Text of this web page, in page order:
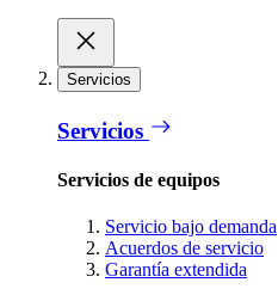
Servicios
Servicios
Servicios de equipos
Servicio bajo demanda
Acuerdos de servicio
Garantía extendida